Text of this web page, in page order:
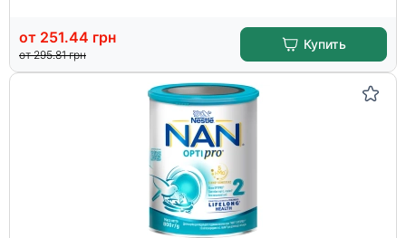
от 251.44 грн
от 295.81грн
Купить